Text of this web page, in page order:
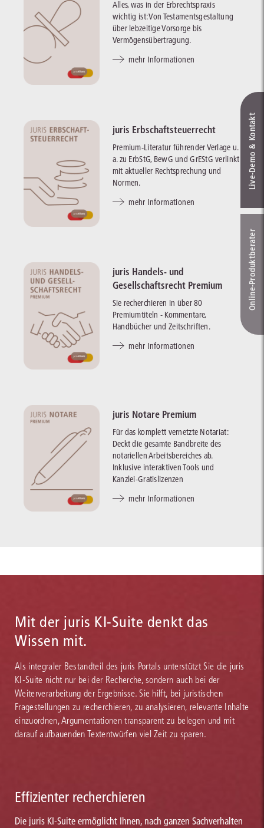
Alles, was in der Erbrechtspraxis
wichtig ist: Von Testamentsgestaltung
über lebzeitige Vorsorge bis
Vermögensübertragung.
mehr Informationen
juris Erbschaftsteuerrecht
Premium-Literatur führender Verlage u.
a. zu ErbStG, BewG und GrEStG verlinkt
mit aktueller Rechtsprechung und
Normen.
mehr Informationen
juris Handels- und
Gesellschaftsrecht Premium
Sie recherchieren in über 80
Premiumtiteln - Kommentare,
Handbücher und Zeitschriften.
mehr Informationen
juris Notare Premium
Für das komplett vernetzte Notariat:
Deckt die gesamte Bandbreite des
notariellen Arbeitsbereiches ab.
Inklusive interaktiven Tools und
Kanzlei-Gratislizenzen
mehr Informationen
Mit der juris KI-Suite denkt das
Wissen mit.
Als integraler Bestandteil des juris Portals unterstützt Sie die juris
KI-Suite nicht nur bei der Recherche, sondern auch bei der
Weiterverarbeitung der Ergebnisse. Sie hilft, bei juristischen
Fragestellungen zu recherchieren, zu analysieren, relevante Inhalte
einzuordnen, Argumentationen transparent zu belegen und mit
darauf aufbauenden Textentwürfen viel Zeit zu sparen.
Effizienter recherchieren
Die juris KI-Suite ermöglicht Ihnen, nach ganzen Sachverhalten
Live‑Demo & Kontakt
Online-Produkt­berater